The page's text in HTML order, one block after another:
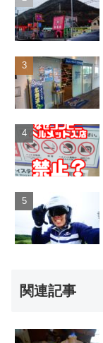
関連記事